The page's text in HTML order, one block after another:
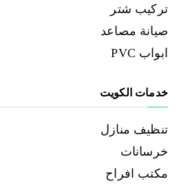
تركيب شتر
صيانة مصاعد
ابواب PVC
خدمات الكويت
تنظيف منازل
خرسانات
مكتب افراح